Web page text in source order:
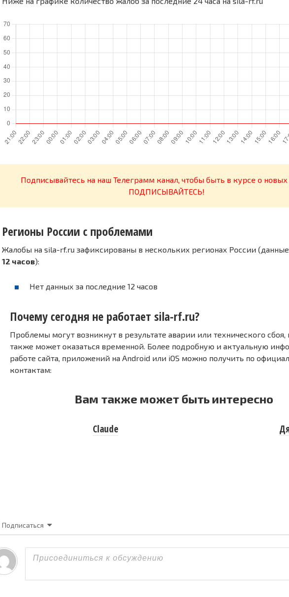
Подписывайтесь на наш Телеграмм канал, чтобы быть в курсе о новых
ПОДПИСЫВАЙТЕСЬ!
Регионы России с проблемами
Жалобы на sila-rf.ru зафиксированы в нескольких регионах России
12 часов):
Нет данных за последние 12 часов
Почему сегодня не работает sila-rf.ru?
Проблемы могут возникнут в результате аварии или технического сбоя,
также может оказаться временной. Более подробную и актуальную
работе сайта, приложений на Android или iOS можно получить по
контактам:
Вам также может быть интересно
Claude
Подписаться